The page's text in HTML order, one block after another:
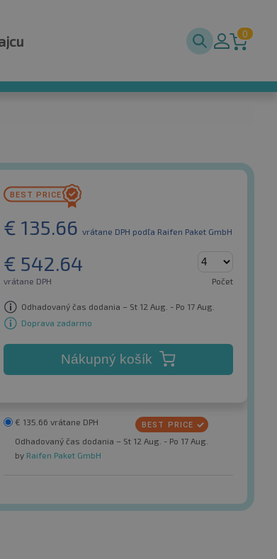
0
€ 135.66 vrátane DPH podľa Raifen Paket GmbH
€ 542.64
vrátane DPH Počet
Odhadovaný čas dodania – St 12 Aug. - Po 17 Aug.
Doprava zadarmo
Nákupný košík
€ 135.66 vrátane DPH
Odhadovaný čas dodania – St 12 Aug. - Po 17 Aug.
by Raifen Paket GmbH